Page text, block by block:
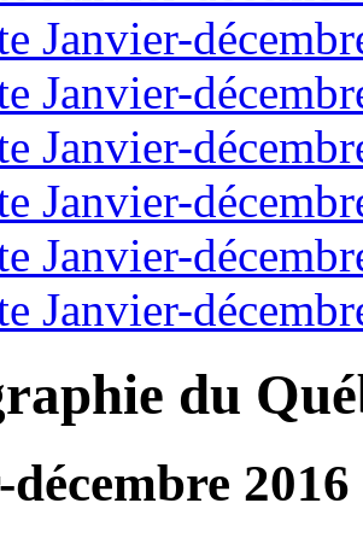
Janvier-
Janvier-
Janvier-
Janvier-
Janvier-
Janvier-
du
2016